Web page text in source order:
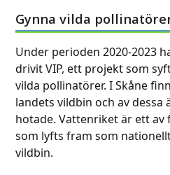
go
to
the
first
slide
to
go
to
Gynna vilda
Under perioden 2020-2023
drivit VIP, ett projekt som
vilda pollinatörer. I Skåne
landets vildbin och av
hotade. Vattenriket är ett av
som lyfts fram som
vildbin.